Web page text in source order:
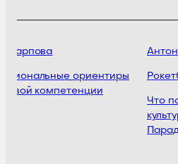
Карпова
ориентиры
компетенции
Что